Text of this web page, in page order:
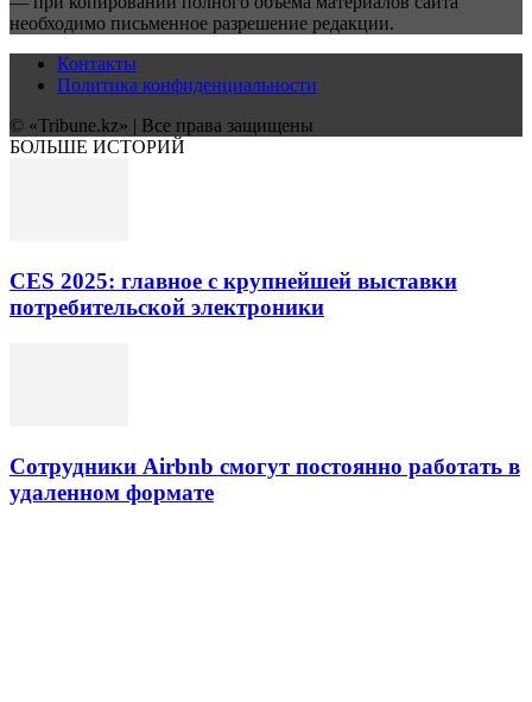
необходимо письменное разрешение редакции.
Контакты
Политика конфиденциальности
© «Tribune.kz» | Все права защищены
БОЛЬШЕ ИСТОРИЙ
CES 2025: главное с крупнейшей выставки
потребительской электроники
Сотрудники Airbnb смогут постоянно работать в
удаленном формате